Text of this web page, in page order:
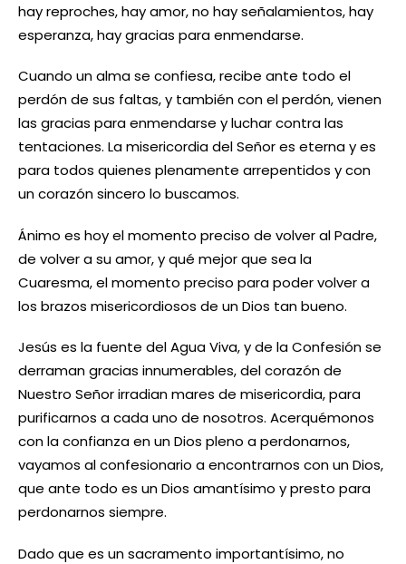
hay reproches, hay amor, no hay señalamientos, hay
esperanza, hay gracias para enmendarse.
Cuando un alma se confiesa, recibe ante todo el
perdón de sus faltas, y también con el perdón, vienen
las gracias para enmendarse y luchar contra las
tentaciones. La misericordia del Señor es eterna y es
para todos quienes plenamente arrepentidos y con
un corazón sincero lo buscamos.
Ánimo es hoy el momento preciso de volver al Padre,
de volver a su amor, y qué mejor que sea la
Cuaresma, el momento preciso para poder volver a
los brazos misericordiosos de un Dios tan bueno.
Jesús es la fuente del Agua Viva, y de la Confesión se
derraman gracias innumerables, del corazón de
Nuestro Señor irradian mares de misericordia, para
purificarnos a cada uno de nosotros. Acerquémonos
con la confianza en un Dios pleno a perdonarnos,
vayamos al confesionario a encontrarnos con un Dios,
que ante todo es un Dios amantísimo y presto para
perdonarnos siempre.
Dado que es un sacramento importantísimo, no